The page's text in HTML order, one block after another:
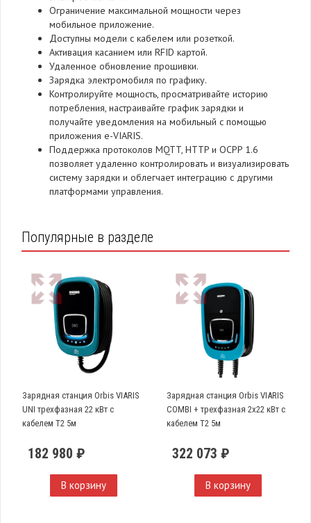
Ограничение максимальной мощности через
мобильное приложение.
Доступны модели с кабелем или розеткой.
Активация касанием или RFID картой.
Удаленное обновление прошивки.
Зарядка электромобиля по графику.
Контролируйте мощность, просматривайте историю
потребления, настраивайте график зарядки и
получайте уведомления на мобильный с помощью
приложения e-VIARIS.
Поддержка протоколов MQTT, HTTP и OCPP 1.6
позволяет удаленно контролировать и визуализировать
систему зарядки и облегчает интеграцию с другими
платформами управления.
Популярные в разделе
Зарядная станция Orbis VIARIS
UNI трехфазная 22 кВт с
кабелем T2 5м
182 980 ₽
В корзину
Зарядная станция Orbis VIARIS
COMBI + трехфазная 2х22 кВт с
кабелем Т2 5м
322 073 ₽
В корзину